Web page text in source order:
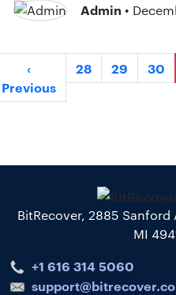
Admin •
‹
Previous
28 29 30
BitRecover, 2885 Sanford
MI
+1 616 314 5060